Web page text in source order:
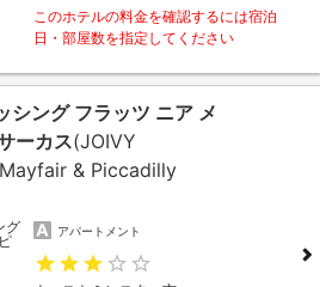
このホテルの料金を確認するには宿泊
日・部屋数を指定してください
シング フラッツ ニア メ
ーカス(JOIVY
& Piccadilly
アパートメント